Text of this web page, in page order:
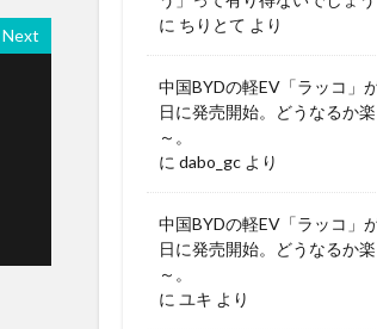
Next
に ちりとて より
中国BYDの軽EV「ラッコ」
日に発売開始。どうなるか
～。
に dabo_gc より
中国BYDの軽EV「ラッコ」
日に発売開始。どうなるか
～。
に ユキ より